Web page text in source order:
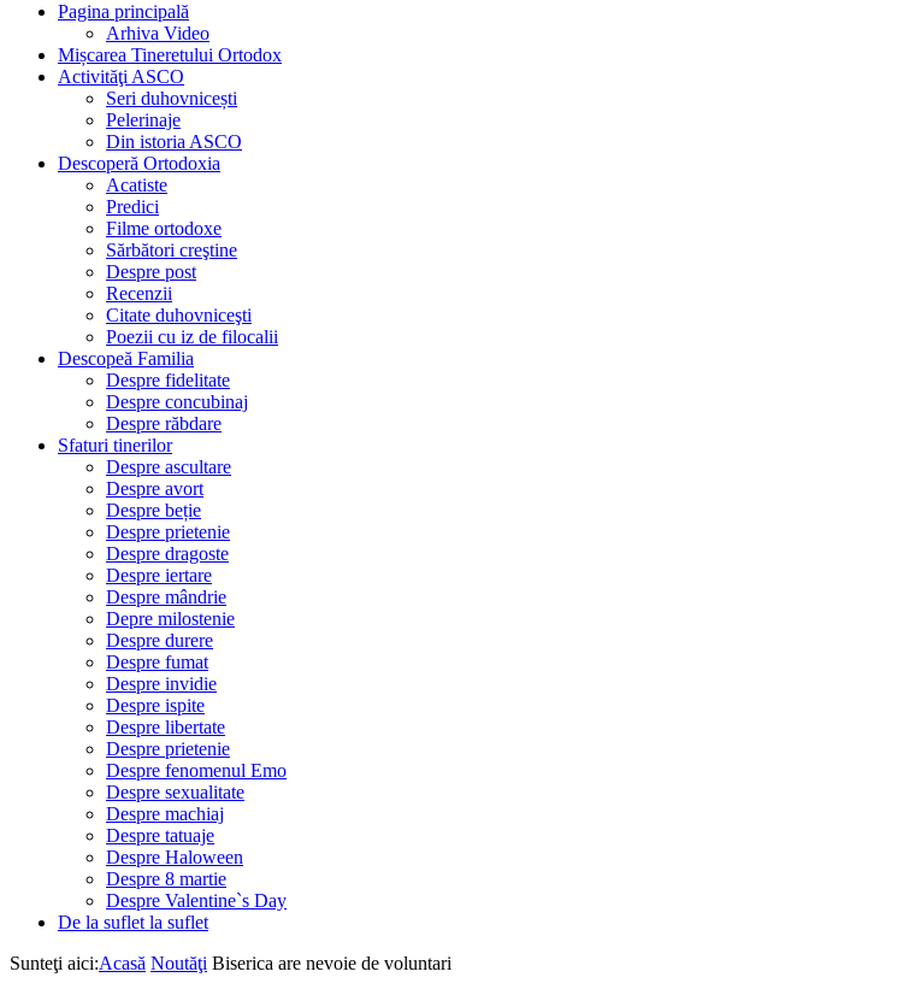
Pagina principală
Arhiva Video
Mișcarea Tineretului Ortodox
Activităţi ASCO
Seri duhovnicești
Pelerinaje
Din istoria ASCO
Descoperă Ortodoxia
Acatiste
Predici
Filme ortodoxe
Sărbători creştine
Despre post
Recenzii
Citate duhovniceşti
Poezii cu iz de filocalii
Descopeă Familia
Despre fidelitate
Despre concubinaj
Despre răbdare
Sfaturi tinerilor
Despre ascultare
Despre avort
Despre beție
Despre prietenie
Despre dragoste
Despre iertare
Despre mândrie
Depre milostenie
Despre durere
Despre fumat
Despre invidie
Despre ispite
Despre libertate
Despre prietenie
Despre fenomenul Emo
Despre sexualitate
Despre machiaj
Despre tatuaje
Despre Haloween
Despre 8 martie
Despre Valentine`s Day
De la suflet la suflet
Sunteţi aici:Acasă Noutăţi Biserica are nevoie de voluntari